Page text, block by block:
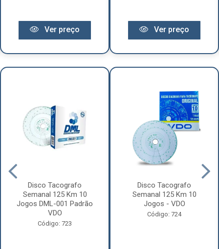
Ver preço Ver preço
Disco Tacografo
Semanal 125 Km 10
Jogos DML-001 Padrão
VDO
Código: 723
Disco Tacografo
Semanal 125 Km 10
Jogos - VDO
Código: 724